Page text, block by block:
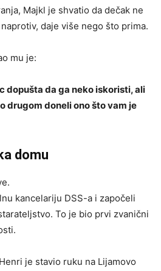
Majkl je shvatio da dečak ne
daje više nego što prima.
mu je:
dopušta da ga neko iskoristi, ali
drugom doneli ono što vam je
domu
kancelariju DSS-a i započeli
To je bio prvi zvanični
je stavio ruku na Lijamovo